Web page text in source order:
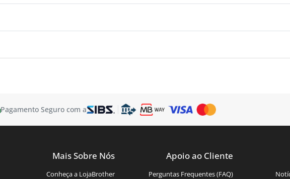
Pagamento Seguro com a
Mais Sobre Nós
Conheça a LojaBrother
Apoio ao Cliente
Perguntas Frequentes (FAQ)